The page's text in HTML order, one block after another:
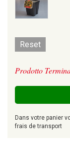
Reset
Prodotto
Dans votre panier
frais de transport